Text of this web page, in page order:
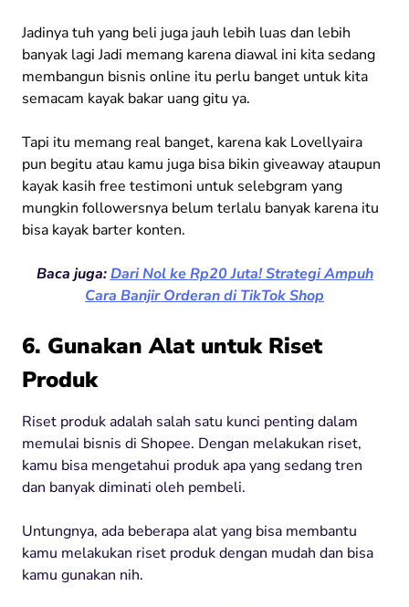
Jadinya tuh yang beli juga jauh lebih luas dan lebih
banyak lagi Jadi memang karena diawal ini kita sedang
membangun bisnis online itu perlu banget untuk kita
semacam kayak bakar uang gitu ya.
Tapi itu memang real banget, karena kak Lovellyaira
pun begitu atau kamu juga bisa bikin giveaway ataupun
kayak kasih free testimoni untuk selebgram yang
mungkin followersnya belum terlalu banyak karena itu
bisa kayak barter konten.
Baca juga:Dari Nol ke Rp20 Juta! Strategi Ampuh
Cara Banjir Orderan di TikTok Shop
6. Gunakan Alat untuk Riset
Produk
Riset produk adalah salah satu kunci penting dalam
memulai bisnis di Shopee. Dengan melakukan riset,
kamu bisa mengetahui produk apa yang sedang tren
dan banyak diminati oleh pembeli.
Untungnya, ada beberapa alat yang bisa membantu
kamu melakukan riset produk dengan mudah dan bisa
kamu gunakan nih.